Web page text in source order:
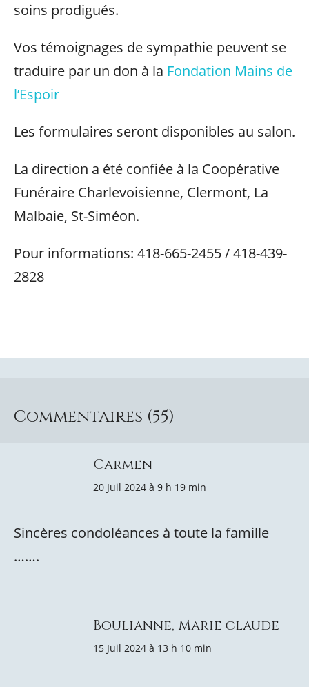
soins prodigués.
Vos témoignages de sympathie peuvent se
traduire par un don à la Fondation Mains de
l’Espoir
Les formulaires seront disponibles au salon.
La direction a été confiée à la Coopérative
Funéraire Charlevoisienne, Clermont, La
Malbaie, St-Siméon.
Pour informations: 418-665-2455 / 418-439-
2828
Commentaires (55)
Carmen
20 Juil 2024 à 9 h 19 min
Sincères condoléances à toute la famille
…….
Boulianne, Marie claude
15 Juil 2024 à 13 h 10 min